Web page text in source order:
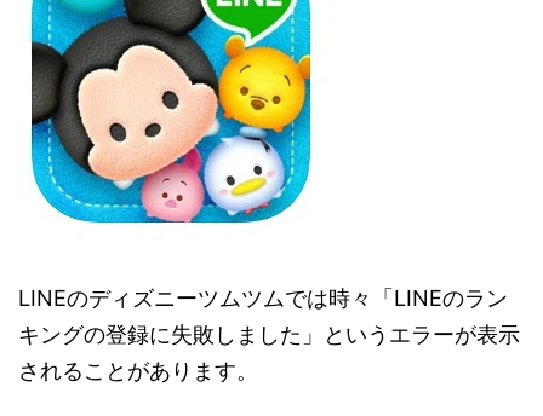
LINEのディズニーツムツムでは時々「LINEのラン
キングの登録に失敗しました」というエラーが表示
されることがあります。